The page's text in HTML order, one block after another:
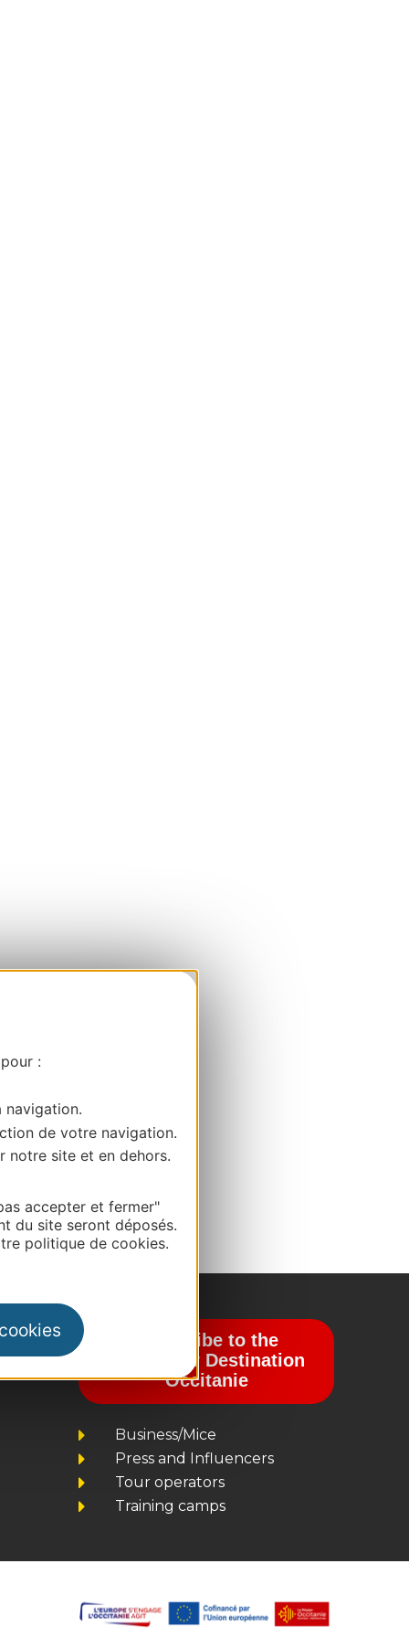
:
navigation.
de votre navigation.
notre site et en dehors.
accepter et fermer"
du site seront déposés.
politique de cookies.
Subscribe to the
newsletter Destination
Occitanie
Business/Mice
Press and Influencers
Tour operators
Training camps